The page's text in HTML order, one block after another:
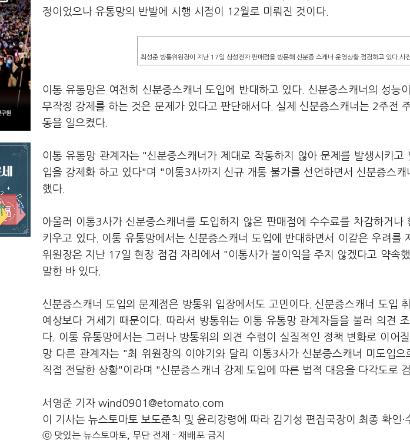
정이었으나 유통망의 반발에 시행 시점이 12월로 미뤄진 것이다.
최성준 방통위원장이 지난 17일 삼성전자 판매점을 방문해 신분증 스캐너 운영상황 점검하고 있다.사
이통 유통망은 여전히 신분증스캐너 도입에 반대하고 있다. 신분증스캐너의 성능
무작정 강제를 하는 것은 문제가 있다고 판단해서다. 실제 신분증스캐너는 2주전
동을 일으켰다.
이통 유통망 관계자는 "신분증스캐너가 제대로 작동하지 않아 문제를 발생시키
입을 강제화 하고 있다"며 "이통3사까지 신규 개통 불가를 선언하면서 신분증스
했다.
아울러 이통3사가 신분증스캐너를 도입하지 않은 판매점에 수수료를 차감하거나
키우고 있다. 이통 유통망에서는 신분증스캐너 도입에 반대하면서 이같은 우려를
위원장은 지난 17일 현장 점검 자리에서 "이통사가 불이익을 주지 않겠다고 약속
말한 바 있다.
신분증스캐너 도입의 문제점은 방통위 입장에서도 고민이다. 신분증스캐너 도입
예상보다 거세기 때문이다. 따라서 방통위는 이통 유통망 관계자들을 불러 의견
다. 이통 유통망에서는 그러나 방통위의 의견 수렴이 실질적인 정책 변화로 이어
망 다른 관계자는 "최 위원장의 이야기와 달리 이통3사가 신분증스캐너 미도입
직접 전달한 상황"이라며 "신분증스캐너 강제 도입에 따른 법적 대응을 다각도로
서영준 기자 wind0901@etomato.com
이 기사는 뉴스토마토 보도준칙 및 윤리강령에 따라 김기성 편집국장이 최종 확인·
ⓒ 맛있는 뉴스토마토, 무단 전재 - 재배포 금지